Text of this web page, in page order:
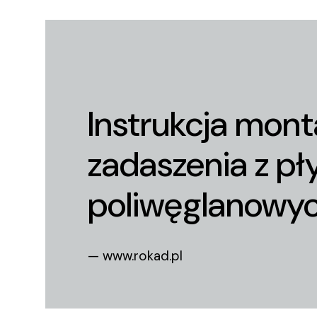
Instrukcja
zadaszenia z
— www.rokad.pl